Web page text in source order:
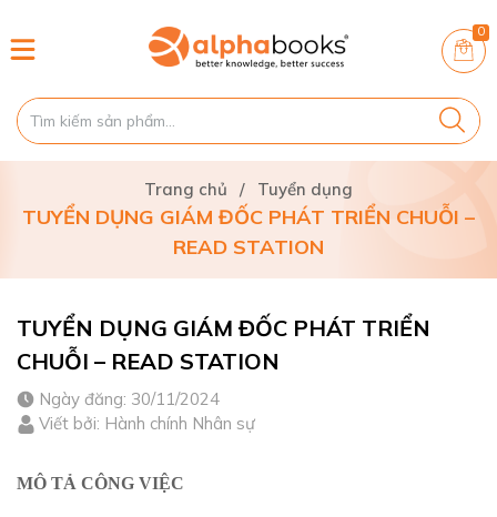
0
Trang chủ / Tuyển dụng
TUYỂN DỤNG GIÁM ĐỐC PHÁT TRIỂN CHUỖI –
READ STATION
TUYỂN DỤNG GIÁM ĐỐC PHÁT TRIỂN
CHUỖI – READ STATION
Ngày đăng: 30/11/2024
Viết bởi: Hành chính Nhân sự
MÔ TẢ CÔNG VIỆC